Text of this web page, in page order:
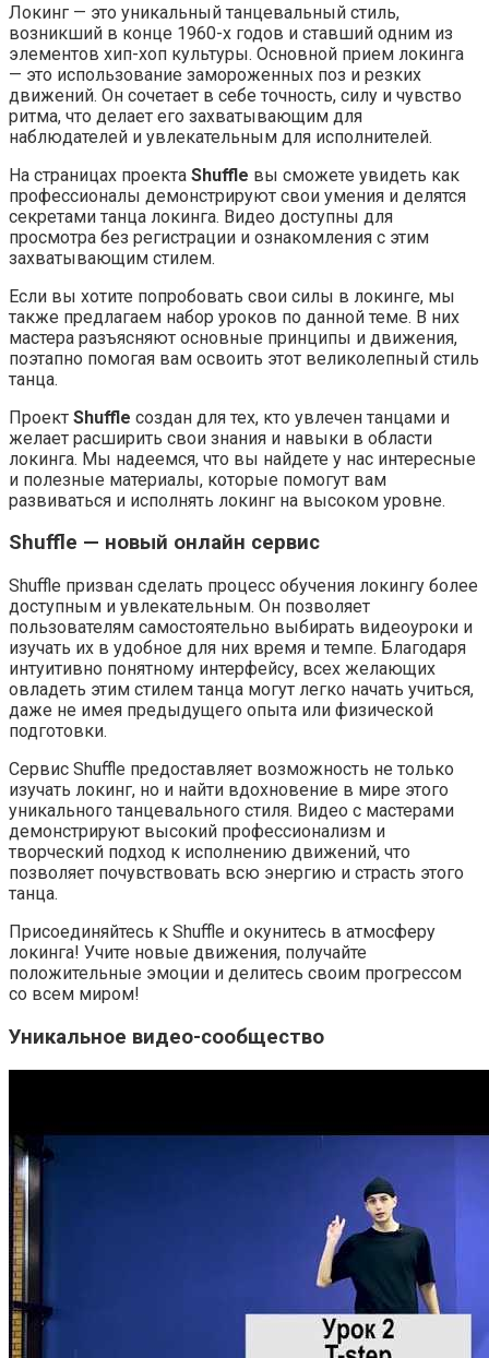
Локинг — это уникальный танцевальный стиль,
возникший в конце 1960-х годов и ставший одним из
элементов хип-хоп культуры. Основной прием локинга
— это использование замороженных поз и резких
движений. Он сочетает в себе точность, силу и чувство
ритма, что делает его захватывающим для
наблюдателей и увлекательным для исполнителей.
На страницах проекта Shuffle вы сможете увидеть как
профессионалы демонстрируют свои умения и делятся
секретами танца локинга. Видео доступны для
просмотра без регистрации и ознакомления с этим
захватывающим стилем.
Если вы хотите попробовать свои силы в локинге, мы
также предлагаем набор уроков по данной теме. В них
мастера разъясняют основные принципы и движения,
поэтапно помогая вам освоить этот великолепный стиль
танца.
Проект Shuffle создан для тех, кто увлечен танцами и
желает расширить свои знания и навыки в области
локинга. Мы надеемся, что вы найдете у нас интересные
и полезные материалы, которые помогут вам
развиваться и исполнять локинг на высоком уровне.
Shuffle — новый онлайн сервис
Shuffle призван сделать процесс обучения локингу более
доступным и увлекательным. Он позволяет
пользователям самостоятельно выбирать видеоуроки и
изучать их в удобное для них время и темпе. Благодаря
интуитивно понятному интерфейсу, всех желающих
овладеть этим стилем танца могут легко начать учиться,
даже не имея предыдущего опыта или физической
подготовки.
Сервис Shuffle предоставляет возможность не только
изучать локинг, но и найти вдохновение в мире этого
уникального танцевального стиля. Видео с мастерами
демонстрируют высокий профессионализм и
творческий подход к исполнению движений, что
позволяет почувствовать всю энергию и страсть этого
танца.
Присоединяйтесь к Shuffle и окунитесь в атмосферу
локинга! Учите новые движения, получайте
положительные эмоции и делитесь своим прогрессом
со всем миром!
Уникальное видео-сообщество